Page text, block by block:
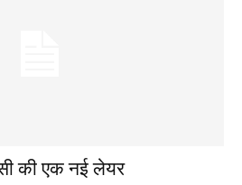
की एक नई लेयर